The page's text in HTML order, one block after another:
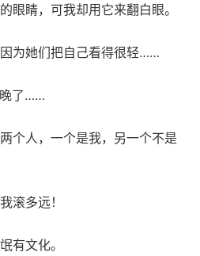
眼睛，可我却用它来翻白眼。
为她们把自己看得很轻……
晚了……
个人，一个是我，另一个不是
滚多远！
有文化。